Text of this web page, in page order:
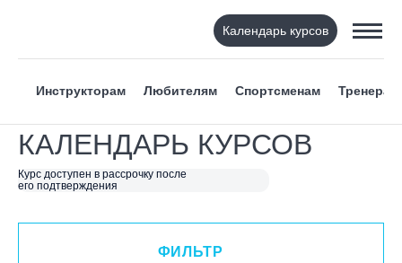
Календарь курсов
Инструкторам Любителям Спортсменам Тренерам
КАЛЕНДАРЬ КУРСОВ
Курс доступен в рассрочку после
его подтверждения
ФИЛЬТР
ВИД СПОРТА
Я ХОЧУ
КАТЕГОРИЯ
ФИЛЬТР